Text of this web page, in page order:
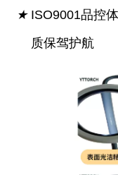
★ ISO9001品控
质保驾护航